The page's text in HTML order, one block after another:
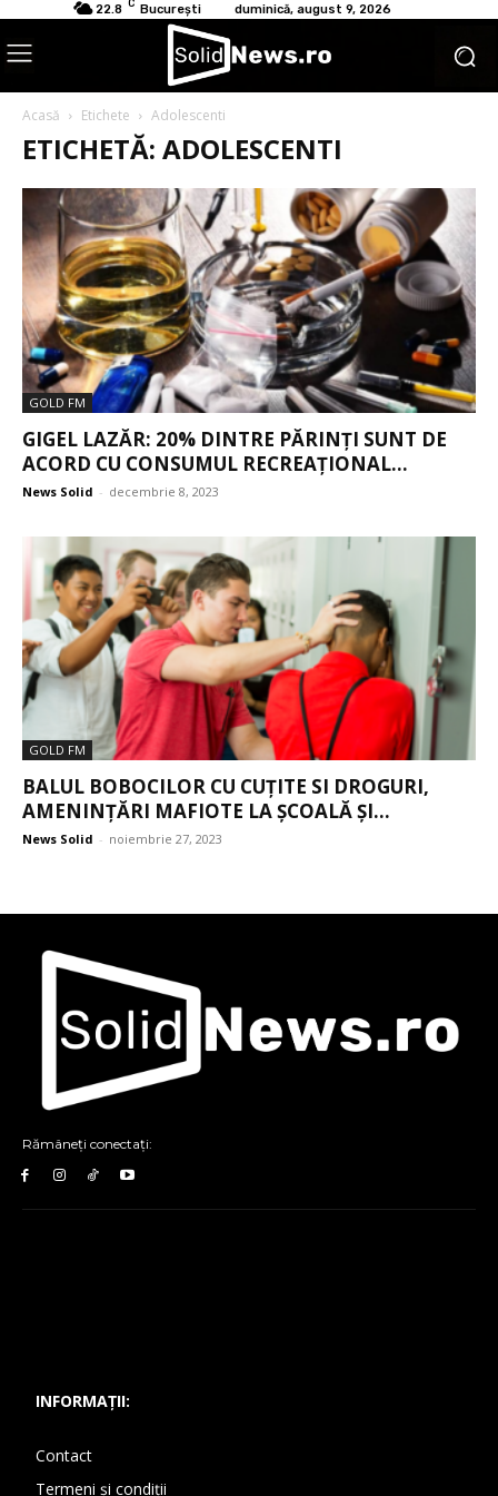
22.8 C București duminică, august 9, 2026
Acasă Etichete Adolescenti
ETICHETĂ: ADOLESCENTI
GOLD FM
GIGEL LAZĂR: 20% DINTRE PĂRINȚI SUNT DE
ACORD CU CONSUMUL RECREAȚIONAL...
News Solid - decembrie 8, 2023
GOLD FM
BALUL BOBOCILOR CU CUȚITE SI DROGURI,
AMENINȚĂRI MAFIOTE LA ȘCOALĂ ȘI...
News Solid - noiembrie 27, 2023
Rămâneți conectați:
INFORMAȚII:
Contact
Termeni și condiții